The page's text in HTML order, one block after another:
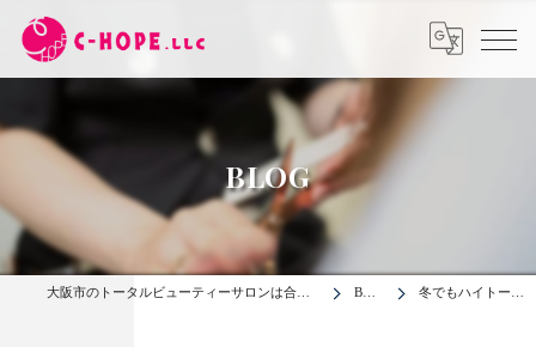
BLOG
大阪市のトータルビューティーサロンは合同会社C-HOPE BLOG 冬でもハイトーン大…